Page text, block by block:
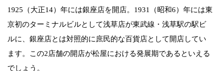
1925（大正14）年には銀座店を開店。1931（昭和6）年には東
京初のターミナルビルとして浅草店が東武線・浅草駅の駅ビ
ルに、銀座店とは対照的に庶民的な百貨店として開店してい
ます。この2店舗の開店が松屋における発展期であるといえる
でしょう。